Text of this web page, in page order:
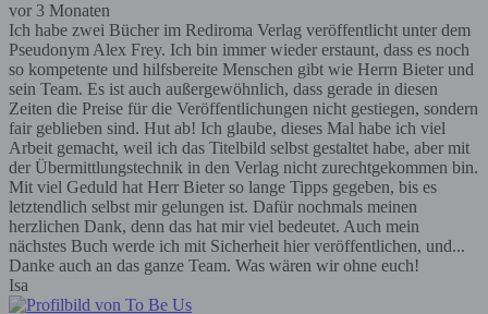
vor 3 Monaten
Ich habe zwei Bücher im Rediroma Verlag veröffentlicht unter dem
Pseudonym Alex Frey. Ich bin immer wieder erstaunt, dass es noch
so kompetente und hilfsbereite Menschen gibt wie Herrn Bieter und
sein Team. Es ist auch außergewöhnlich, dass gerade in diesen
Zeiten die Preise für die Veröffentlichungen nicht gestiegen, sondern
fair geblieben sind. Hut ab! Ich glaube, dieses Mal habe ich viel
Arbeit gemacht, weil ich das Titelbild selbst gestaltet habe, aber mit
der Übermittlungstechnik in den Verlag nicht zurechtgekommen bin.
Mit viel Geduld hat Herr Bieter so lange Tipps gegeben, bis es
letztendlich selbst mir gelungen ist. Dafür nochmals meinen
herzlichen Dank, denn das hat mir viel bedeutet. Auch mein
nächstes Buch werde ich mit Sicherheit hier veröffentlichen, und...
Danke auch an das ganze Team. Was wären wir ohne euch!
Isa